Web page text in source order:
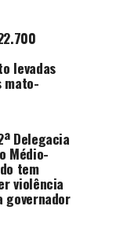
levadas
mato-
Delegacia
Médio-
tem
violência
governador